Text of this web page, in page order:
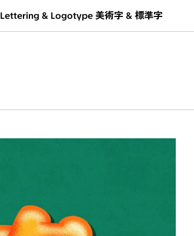
Lettering & Logotype 美術字 & 標準字